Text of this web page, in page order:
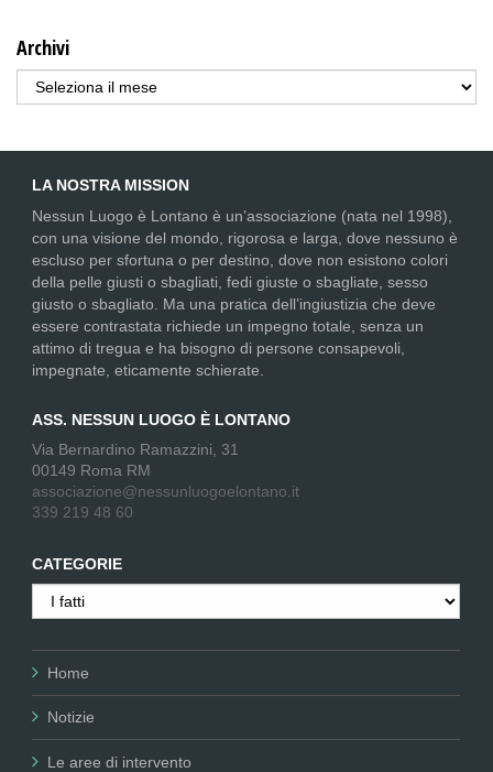
Archivi
Archivi
LA NOSTRA MISSION
Nessun Luogo è Lontano è un’associazione (nata nel 1998),
con una visione del mondo, rigorosa e larga, dove nessuno è
escluso per sfortuna o per destino, dove non esistono colori
della pelle giusti o sbagliati, fedi giuste o sbagliate, sesso
giusto o sbagliato. Ma una pratica dell’ingiustizia che deve
essere contrastata richiede un impegno totale, senza un
attimo di tregua e ha bisogno di persone consapevoli,
impegnate, eticamente schierate.
ASS. NESSUN LUOGO È LONTANO
Via Bernardino Ramazzini, 31
00149 Roma RM
associazione@nessunluogoelontano.it
339 219 48 60
CATEGORIE
Categorie
Home
Notizie
Le aree di intervento